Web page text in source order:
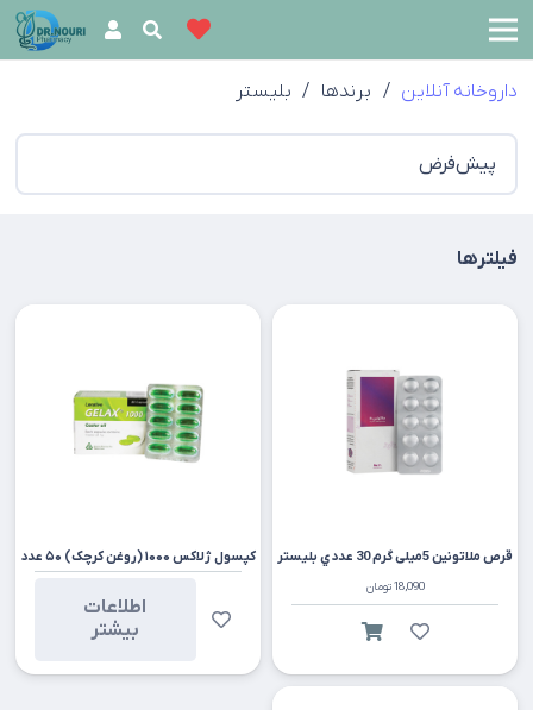
داروخانه آنلاین / برندها / بلیستر
فیلترها
قرص ملاتونين 5میلی گرم 30 عددي بليستر
18,090تومان
کپسول ژلاکس ۱۰۰۰ (روغن کرچک) ۵۰ عدد
اطلاعات
بیشتر